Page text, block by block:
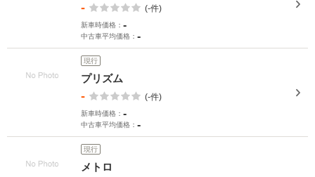
- (-件)
新車時価格： -
中古車平均価格： -
現行
プリズム
- (-件)
新車時価格： -
中古車平均価格： -
現行
メトロ